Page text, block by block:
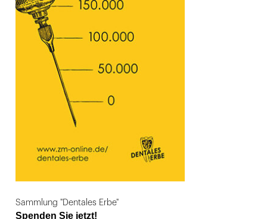
Sammlung "Dentales Erbe"
Spenden Sie jetzt!